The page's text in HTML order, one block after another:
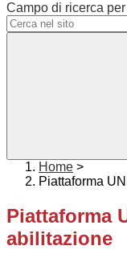
Campo di ricerca
Home >
Piattaforma
Piattaforma
abilitazione